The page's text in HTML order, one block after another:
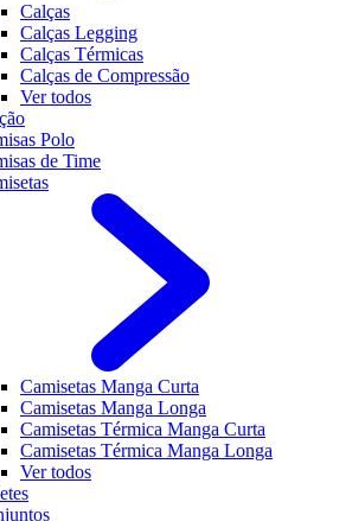
Calças
Calças Legging
Calças Térmicas
Calças de Compressão
Ver todos
Polo
de Time
Camisetas Manga Curta
Camisetas Manga Longa
Camisetas Térmica Manga Curta
Camisetas Térmica Manga Longa
Ver todos